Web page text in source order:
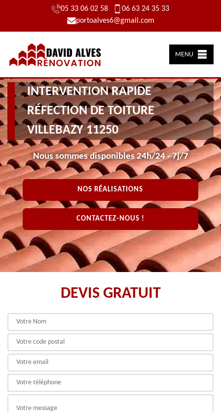
05 33 06 02 58
06 63 24 35 33
portoalves6@gmail.com
MENU
INTERVENTION RAPIDE
RÉFECTION DE TOITURE
VILLEBAZY 11250
Nous sommes disponibles 24h/24 - 7j/7
NOS RÉALISATIONS
CONTACTEZ-NOUS !
DEVIS GRATUIT